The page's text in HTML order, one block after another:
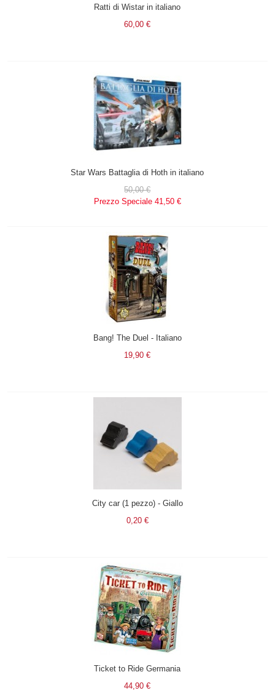
Ratti di Wistar in italiano
60,00 €
Star Wars Battaglia di Hoth in italiano
50,00 €
Prezzo Speciale 41,50 €
Bang! The Duel - Italiano
19,90 €
City car (1 pezzo) - Giallo
0,20 €
Ticket to Ride Germania
44,90 €